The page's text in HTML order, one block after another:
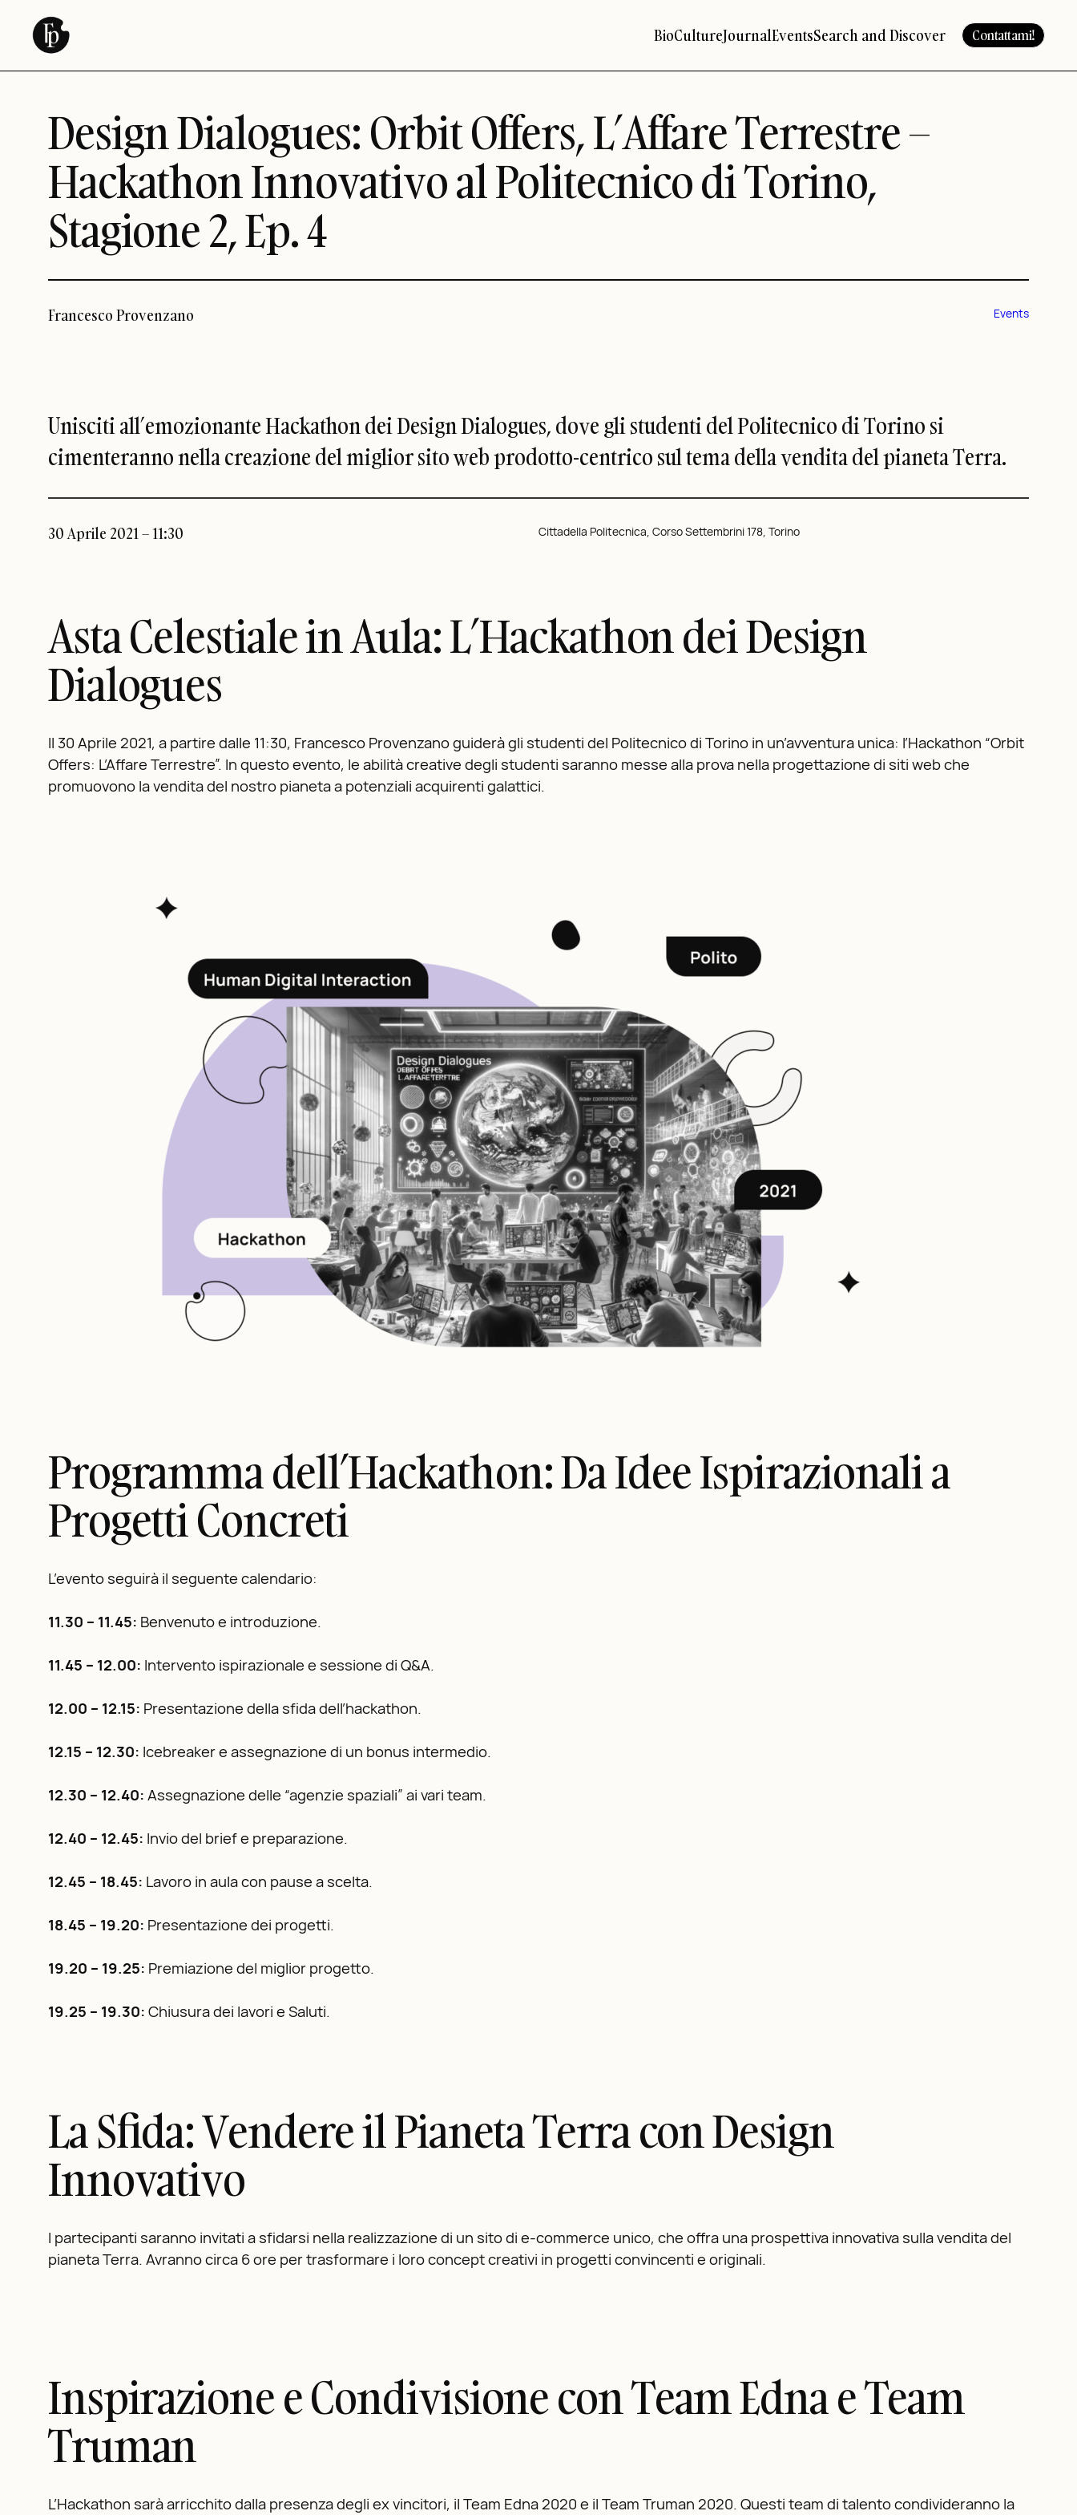
contenuto
BioCultureJournalEventsSearch and Discover Contattami!
Design Dialogues: Orbit Offers, L’Affare Terrestre –
Hackathon Innovativo al Politecnico di Torino,
Stagione 2, Ep. 4
Francesco Provenzano Events
Unisciti all’emozionante Hackathon dei Design Dialogues, dove gli studenti del Politecnico di Torino si
cimenteranno nella creazione del miglior sito web prodotto-centrico sul tema della vendita del pianeta Terra.
30 Aprile 2021 – 11:30 Cittadella Politecnica, Corso Settembrini 178, Torino
Asta Celestiale in Aula: L’Hackathon dei Design
Dialogues
Il 30 Aprile 2021, a partire dalle 11:30, Francesco Provenzano guiderà gli studenti del Politecnico di Torino in un’avventura unica: l’Hackathon “Orbit
Offers: L’Affare Terrestre”. In questo evento, le abilità creative degli studenti saranno messe alla prova nella progettazione di siti web che
promuovono la vendita del nostro pianeta a potenziali acquirenti galattici.
Programma dell’Hackathon: Da Idee Ispirazionali a
Progetti Concreti
L’evento seguirà il seguente calendario:
11.30 – 11.45: Benvenuto e introduzione.
11.45 – 12.00: Intervento ispirazionale e sessione di Q&A.
12.00 – 12.15: Presentazione della sfida dell’hackathon.
12.15 – 12.30: Icebreaker e assegnazione di un bonus intermedio.
12.30 – 12.40:Assegnazione delle “agenzie spaziali” ai vari team.
12.40 – 12.45: Invio del brief e preparazione.
12.45 – 18.45: Lavoro in aula con pause a scelta.
18.45 – 19.20: Presentazione dei progetti.
19.20 – 19.25: Premiazione del miglior progetto.
19.25 – 19.30:Chiusura dei lavori e Saluti.
La Sfida: Vendere il Pianeta Terra con Design
Innovativo
I partecipanti saranno invitati a sfidarsi nella realizzazione di un sito di e-commerce unico, che offra una prospettiva innovativa sulla vendita del
pianeta Terra. Avranno circa 6 ore per trasformare i loro concept creativi in progetti convincenti e originali.
Inspirazione e Condivisione con Team Edna e Team
Truman
L’Hackathon sarà arricchito dalla presenza degli ex vincitori, il Team Edna 2020 e il Team Truman 2020. Questi team di talento condivideranno la